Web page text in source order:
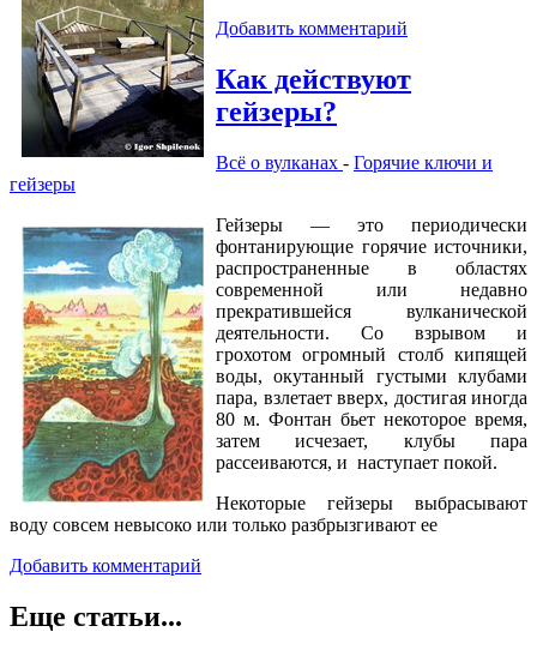
Добавить комментарий
Как действуют
гейзеры?
Всё о вулканах - Горячие ключи и
гейзеры
Гейзеры — это периодически
фонтанирующие горячие источники,
распространенные в областях
современной или недавно
прекратившейся вулканической
деятельности. Со взрывом и
грохотом огромный столб кипящей
воды, окутанный густыми клубами
пара, взлетает вверх, достигая иногда
80 м. Фонтан бьет некоторое время,
затем исчезает, клубы пара
рассеиваются, и наступает покой.
Некоторые гейзеры выбрасывают
воду совсем невысоко или только разбрызгивают ее
Добавить комментарий
Еще статьи...